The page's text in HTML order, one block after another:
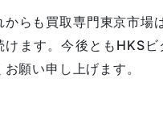
からも買取専門東京市場
けます。今後ともHKS
お願い申し上げます。